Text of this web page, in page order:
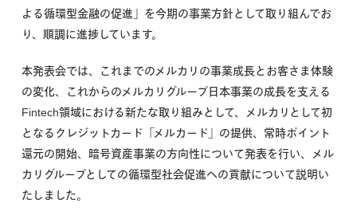
よる循環型金融の促進」を今期の事業方針として取り組んでお
り、順調に進捗しています。
本発表会では、これまでのメルカリの事業成長とお客さま体験
の変化、これからのメルカリグループ日本事業の成長を支える
Fintech領域における新たな取り組みとして、メルカリとして初
となるクレジットカード「メルカード」の提供、常時ポイント
還元の開始、暗号資産事業の方向性について発表を行い、メル
カリグループとしての循環型社会促進への貢献について説明い
たしました。